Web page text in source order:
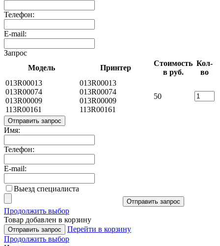
Телефон:
E-mail:
Запрос
Модель
Принтер
Стоимость
в руб.
Кол-
во
013R00013
013R00074
013R00009
113R00161
013R00013
013R00074
013R00009
113R00161
50
Отправить запрос
Имя:
Телефон:
E-mail:
Выезд специалиста
Отправить запрос
Продолжить выбор
Товар добавлен в корзину
Отправить запрос
Перейти в корзину
Продолжить выбор